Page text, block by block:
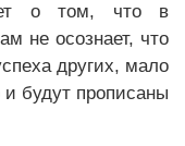
о том, что в
не осознает, что
других, мало
и будут прописаны